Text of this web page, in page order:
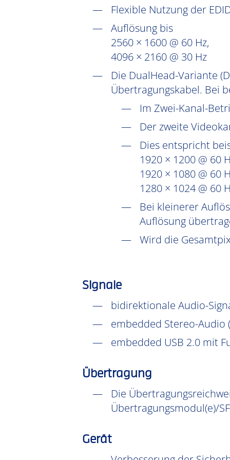
Flexible Nutzung der
Auflösung bis
2560 × 1600 @ 60 Hz,
4096 × 2160 @ 30 Hz
Die DualHead-Variante
Übertragungskabel. Bei
Im Zwei-Kanal-
Der zweite
Dies entspricht
1920 × 1200 @ 60
1920 × 1080 @ 60
1280 × 1024 @ 60
Bei kleinerer
Auflösung
Wird die
Signale
bidirektionale Audio-
embedded Stereo-Audio
embedded USB 2.0 mit
Übertragung
Die
Übertragungsmodul(e)/
Gerät